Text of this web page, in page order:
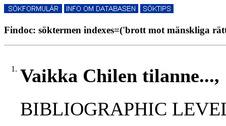
Findoc: söktermen indexes=('brott mot mänskliga
1. Vaikka Chilen tilanne...,
BIBLIOGRAPHIC